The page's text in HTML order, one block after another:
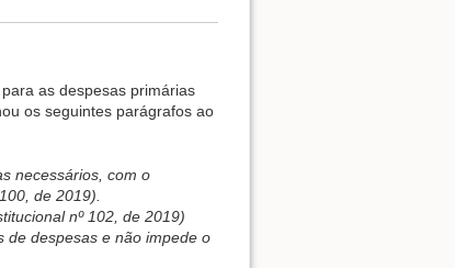
as despesas primárias
os seguintes parágrafos ao
necessários, com o
de 2019).
nº 102, de 2019)
de despesas e não impede o